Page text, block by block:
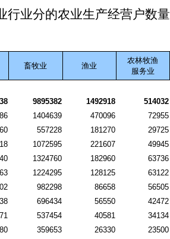
行业分的农业生产经营户数量
畜牧业 渔业
农林牧渔
服务业
9895382 1492918 514032
1404639 470096 72955
557228 181270 29725
1072595 221607 49945
1324760 182960 63736
1224295 128125 63122
982298 86658 56505
696434 56550 42472
537454 40581 34134
359653 26330 23500